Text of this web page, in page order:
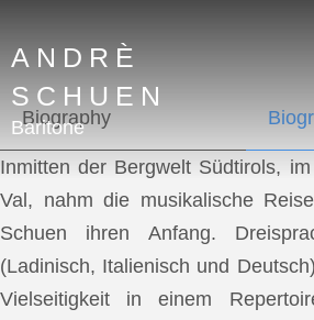
ANDRÈ
SCHUEN
Baritone
Biography
Inmitten der Bergwelt Südtirols,
Val, nahm die musikalische
Schuen ihren Anfang.
(Ladinisch, Italienisch und
Vielseitigkeit in einem